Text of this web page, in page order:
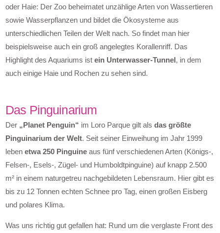
oder Haie: Der Zoo beheimatet unzählige Arten von Wassertieren
sowie Wasserpflanzen und bildet die Ökosysteme aus
unterschiedlichen Teilen der Welt nach. So findet man hier
beispielsweise auch ein groß angelegtes Korallenriff. Das
Highlight des Aquariums istein Unterwasser-Tunnel, in dem
auch einige Haie und Rochen zu sehen sind.
Das Pinguinarium
Der „Planet Penguin“ im Loro Parque gilt alsdas größte
Pinguinarium der Welt. Seit seiner Einweihung im Jahr 1999
lebenetwa 250 Pinguine aus fünf verschiedenen Arten (Königs-,
Felsen-, Esels-, Zügel- und Humboldtpinguine) auf knapp 2.500
m² in einem naturgetreu nachgebildeten Lebensraum. Hier gibt es
bis zu 12 Tonnen echten Schnee pro Tag, einen großen Eisberg
und polares Klima.
Was uns richtig gut gefallen hat: Rund um die verglaste Front des